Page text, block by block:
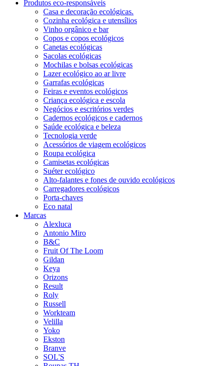
Produtos eco-responsáveis
Casa e decoração ecológicas.
Cozinha ecológica e utensílios
Vinho orgânico e bar
Copos e copos ecológicos
Canetas ecológicas
Sacolas ecológicas
Mochilas e bolsas ecológicas
Lazer ecológico ao ar livre
Garrafas ecológicas
Feiras e eventos ecológicos
Criança ecológica e escola
Negócios e escritórios verdes
Cadernos ecológicos e cadernos
Saúde ecológica e beleza
Tecnologia verde
Acessórios de viagem ecológicos
Roupa ecológica
Camisetas ecológicas
Suéter ecológico
Alto-falantes e fones de ouvido ecológicos
Carregadores ecológicos
Porta-chaves
Eco natal
Marcas
Alexluca
Antonio Miro
B&C
Fruit Of The Loom
Gildan
Keya
Orizons
Result
Roly
Russell
Workteam
Velilla
Yoko
Ekston
Branve
SOL'S